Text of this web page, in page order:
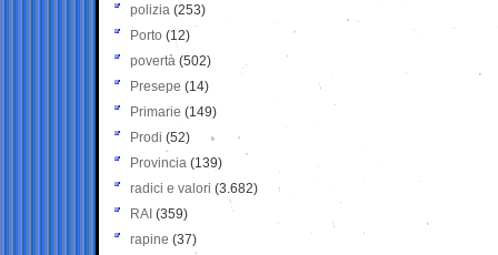
polizia (253)
Porto (12)
povertà (502)
Presepe (14)
Primarie (149)
Prodi (52)
Provincia (139)
radici e valori (3.682)
RAI (359)
rapine (37)